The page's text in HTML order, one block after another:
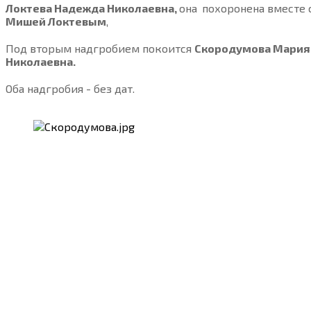
Локтева Надежда Николаевна,она похоронена вместе
Мишей Локтевым,
Под вторым надгробием покоится Скородумова Мария
Николаевна.
Оба надгробия - без дат.